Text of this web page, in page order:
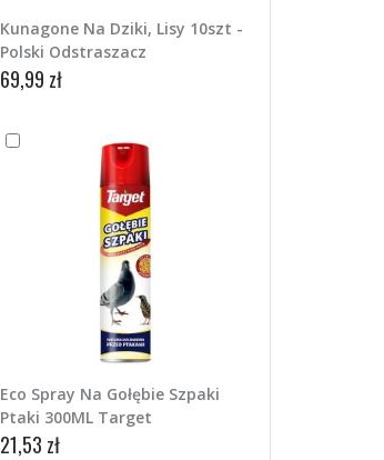
Kunagone Na Dziki, Lisy 10szt -
Polski Odstraszacz
69,99 zł
Eco Spray Na Gołębie Szpaki
Ptaki 300ML Target
21,53 zł